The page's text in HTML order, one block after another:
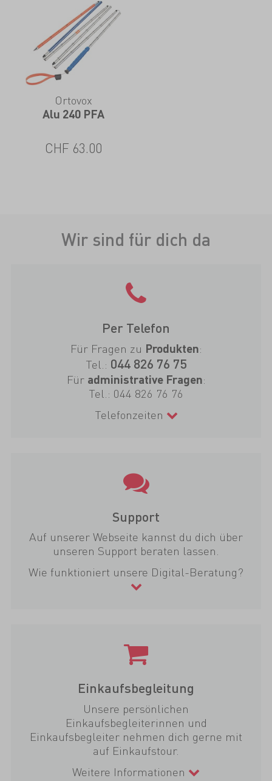
Ortovox
Alu 240 PFA
CHF 63.00
Wir sind für dich da
Per Telefon
Für Fragen zu Produkten:
Tel.: 044 826 76 75
Für administrative Fragen:
Tel.: 044 826 76 76
Telefonzeiten
Support
Auf unserer Webseite kannst du dich über
unseren Support beraten lassen.
Wie funktioniert unsere Digital-Beratung?
Einkaufsbegleitung
Unsere persönlichen
Einkaufsbegleiterinnen und
Einkaufsbegleiter nehmen dich gerne mit
auf Einkaufstour.
Weitere Informationen